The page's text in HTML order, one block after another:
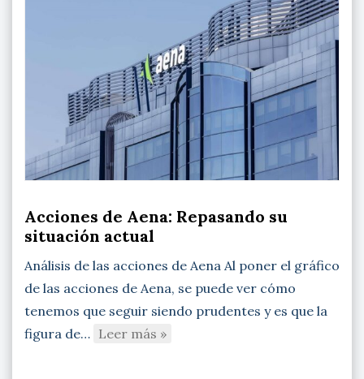
Acciones de Aena: Repasando su
situación actual
Análisis de las acciones de Aena Al poner el gráfico
de las acciones de Aena, se puede ver cómo
tenemos que seguir siendo prudentes y es que la
figura de… Leer más »